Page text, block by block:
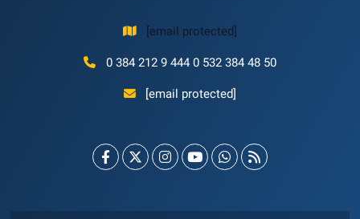
[email protected]
0 384 212 9 444 0 532 384 48 50
[email protected]